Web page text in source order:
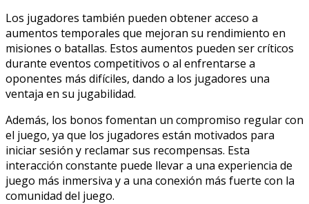
Los jugadores también pueden obtener acceso a
aumentos temporales que mejoran su rendimiento en
misiones o batallas. Estos aumentos pueden ser críticos
durante eventos competitivos o al enfrentarse a
oponentes más difíciles, dando a los jugadores una
ventaja en su jugabilidad.
Además, los bonos fomentan un compromiso regular con
el juego, ya que los jugadores están motivados para
iniciar sesión y reclamar sus recompensas. Esta
interacción constante puede llevar a una experiencia de
juego más inmersiva y a una conexión más fuerte con la
comunidad del juego.